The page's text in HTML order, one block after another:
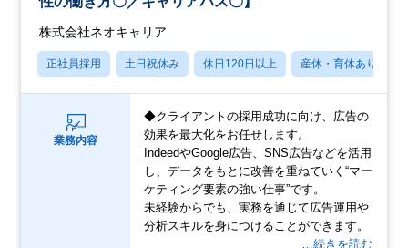
株式会社ネオキャリア
正社員採用 土日祝休み 休日120日以上 産休・育休あり
業務内容
◆クライアントの採用成功に向け、広告の
効果を最大化をお任せします。
IndeedやGoogle広告、SNS広告などを活用
し、データをもとに改善を重ねていく“マー
ケティング要素の強い仕事”です。
未経験からでも、実務を通じて広告運用や
分析スキルを身につけることができます。
…続きを読む